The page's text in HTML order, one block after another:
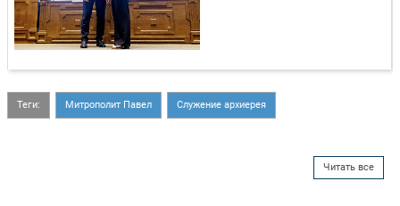
Теги: Митрополит Павел Служение архиерея
Читать все